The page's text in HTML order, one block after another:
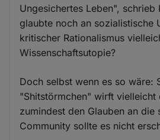
Ungesichertes Leben", schrieb
glaubte noch an sozialistische
kritischer Rationalismus
Wissenschaftsutopie?
Doch selbst wenn es so wäre:
"Shitstörmchen" wirft vielleicht
zumindest den Glauben an die
Community sollte es nicht